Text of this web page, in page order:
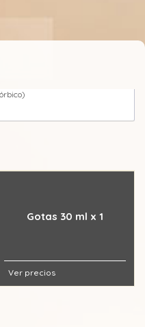
Gotas 30 ml x 1
Ver precios